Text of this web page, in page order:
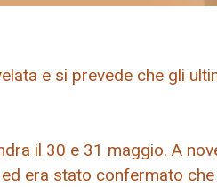
e si prevede che gli
il 30 e 31 maggio. A
era stato confermato che